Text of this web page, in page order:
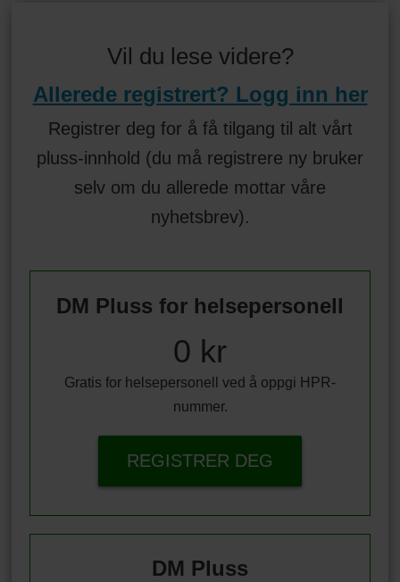
Vil du lese videre?
Allerede registrert? Logg inn her
Registrer deg for å få tilgang til alt vårt
pluss-innhold (du må registrere ny bruker
selv om du allerede mottar våre
nyhetsbrev).
DM Pluss for helsepersonell
0 kr
Gratis for helsepersonell ved å oppgi HPR-
nummer.
REGISTRER DEG
DM Pluss